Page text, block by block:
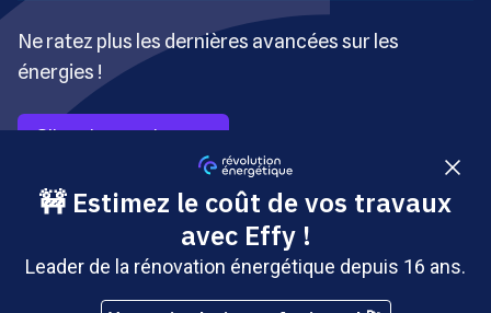
Ne ratez plus les dernières avancées sur les
énergies !
S’inscrire gratuitement
Copyright © Révolution Énergétique - Tous droits réservés
- Site édité par Saabre SAS, une société du groupe
Brakson